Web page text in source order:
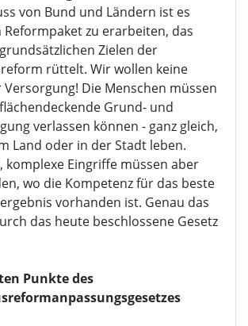
von Bund und Ländern ist es
Reformpaket zu erarbeiten, das
Zielen der
rüttelt. Wir wollen keine
Versorgung! Die Menschen müssen
Grund- und
verlassen können - ganz gleich,
Land oder in der Stadt leben.
komplexe Eingriffe müssen aber
wo die Kompetenz für das beste
vorhanden ist. Genau das
das heute beschlossene Gesetz
Punkte des